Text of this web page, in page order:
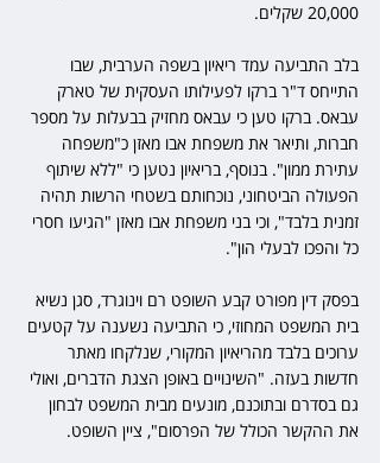
20,000 שקלים.
בלב התביעה עמד ריאיון בשפה הערבית, שבו
התייחס ד"ר ברקו לפעילותו העסקית של טארק
עבאס. ברקו טען כי עבאס מחזיק בבעלות על מספר
חברות, ותיאר את משפחת אבו מאזן כ"משפחה
עתירת ממון". בנוסף, בריאיון נטען כי "ללא שיתוף
הפעולה הביטחוני, נוכחותם בשטחי הרשות תהיה
זמנית בלבד", וכי בני משפחת אבו מאזן "הגיעו חסרי
כל והפכו לבעלי הון".
בפסק דין מפורט קבע השופט רם וינוגרד, סגן נשיא
בית המשפט המחוזי, כי התביעה נשענה על קטעים
ערוכים בלבד מהריאיון המקורי, שנלקחו מאתר
חדשות בעזה. "השינויים באופן הצגת הדברים, ואולי
גם בסדרם ובתוכנם, מונעים מבית המשפט לבחון
את ההקשר הכולל של הפרסום", ציין השופט.